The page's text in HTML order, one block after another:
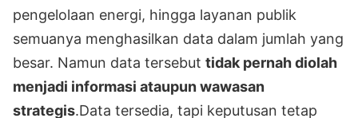
pengelolaan energi, hingga layanan publik
semuanya menghasilkan data dalam jumlah yang
besar. Namun data tersebut tidak pernah diolah
menjadi informasi ataupun wawasan
strategis.Data tersedia, tapi keputusan tetap